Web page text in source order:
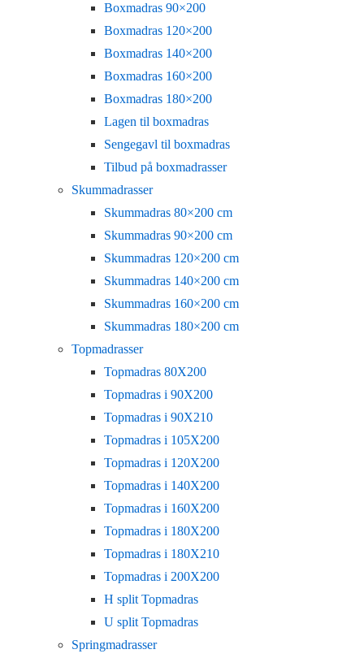
Boxmadras 90×200
Boxmadras 120×200
Boxmadras 140×200
Boxmadras 160×200
Boxmadras 180×200
Lagen til boxmadras
Sengegavl til boxmadras
Tilbud på boxmadrasser
Skummadrasser
Skummadras 80×200 cm
Skummadras 90×200 cm
Skummadras 120×200 cm
Skummadras 140×200 cm
Skummadras 160×200 cm
Skummadras 180×200 cm
Topmadrasser
Topmadras 80X200
Topmadras i 90X200
Topmadras i 90X210
Topmadras i 105X200
Topmadras i 120X200
Topmadras i 140X200
Topmadras i 160X200
Topmadras i 180X200
Topmadras i 180X210
Topmadras i 200X200
H split Topmadras
U split Topmadras
Springmadrasser